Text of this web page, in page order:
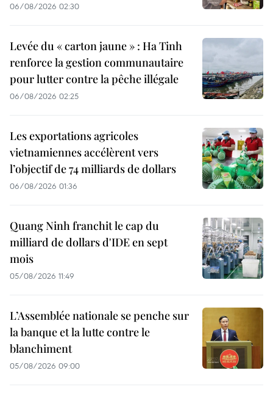
06/08/2026 02:30
Levée du « carton jaune » : Ha Tinh
renforce la gestion communautaire
pour lutter contre la pêche illégale
06/08/2026 02:25
Les exportations agricoles
vietnamiennes accélèrent vers
l’objectif de 74 milliards de dollars
06/08/2026 01:36
Quang Ninh franchit le cap du
milliard de dollars d'IDE en sept
mois
05/08/2026 11:49
L’Assemblée nationale se penche sur
la banque et la lutte contre le
blanchiment
05/08/2026 09:00